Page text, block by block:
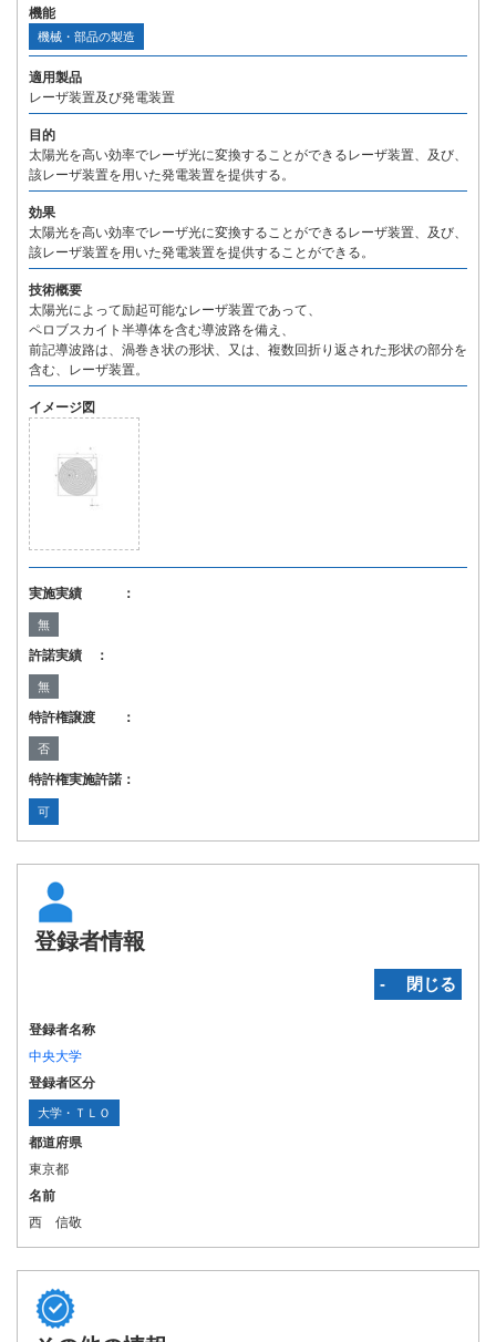
機能
機械・部品の製造
適用製品
レーザ装置及び発電装置
目的
太陽光を高い効率でレーザ光に変換することができるレーザ装置、及び、
該レーザ装置を用いた発電装置を提供する。
効果
太陽光を高い効率でレーザ光に変換することができるレーザ装置、及び、
該レーザ装置を用いた発電装置を提供することができる。
技術概要
太陽光によって励起可能なレーザ装置であって、
ペロブスカイト半導体を含む導波路を備え、
前記導波路は、渦巻き状の形状、又は、複数回折り返された形状の部分を
含む、レーザ装置。
イメージ図
実施実績 ：
無
許諾実績 ：
無
特許権譲渡 ：
否
特許権実施許諾：
可
登録者情報
‐ 閉じる
登録者名称
中央大学
登録者区分
大学・ＴＬＯ
都道府県
東京都
名前
西 信敬